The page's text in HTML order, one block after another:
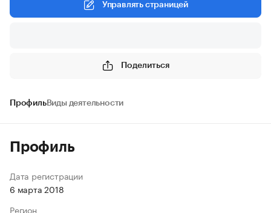
Управлять страницей
Поделиться
ПрофильВиды деятельности
Профиль
Дата регистрации
6 марта 2018
Регион